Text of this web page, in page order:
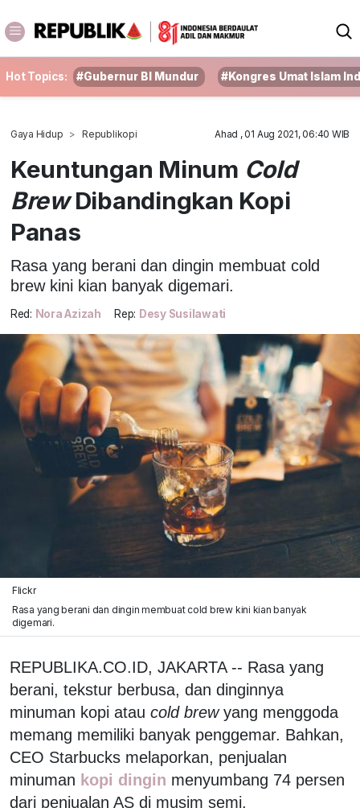
Hot Topics: #Gubernur BI Mundur #Kongres Umat Islam
Gaya Hidup Republikopi Ahad , 01 Aug 2021, 06:40 WIB
Keuntungan Minum Cold
BrewDibandingkan Kopi
Panas
Rasa yang berani dan dingin membuat cold
brew kini kian banyak digemari.
Red: Nora Azizah Rep: Desy Susilawati
Flickr
Rasa yang berani dan dingin membuat cold brew kini kian banyak
digemari.
REPUBLIKA.CO.ID, JAKARTA -- Rasa yang
berani, tekstur berbusa, dan dinginnya
minuman kopi atau cold brewyang menggoda
memang memiliki banyak penggemar. Bahkan,
CEO Starbucks melaporkan, penjualan
minuman kopi dingin menyumbang 74 persen
dari penjualan AS di musim semi.